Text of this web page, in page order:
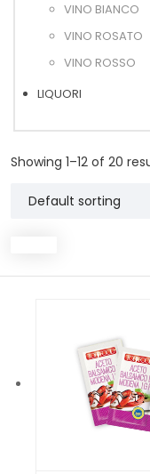
VINO BIANCO
VINO ROSATO
VINO ROSSO
LIQUORI
Showing 1–12 of 20